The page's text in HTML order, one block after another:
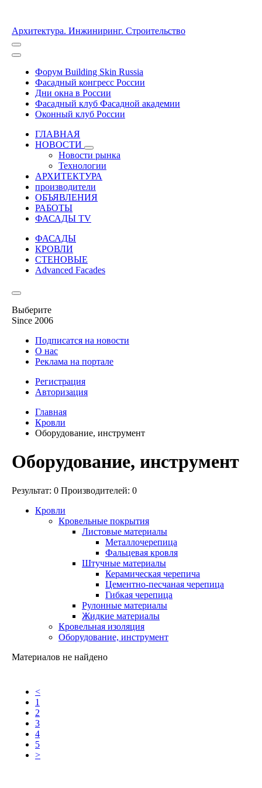
Архитектура. Инжиниринг. Строительство
Форум Building Skin Russia
Фасадный конгресс России
Дни окна в России
Фасадный клуб Фасадной академии
Оконный клуб России
ГЛАВНАЯ
НОВОСТИ
Новости рынка
Технологии
АРХИТЕКТУРА
производители
ОБЪЯВЛЕНИЯ
РАБОТЫ
ФАСАДЫ TV
ФАСАДЫ
КРОВЛИ
СТЕНОВЫЕ
Advanced Facades
Выберите
Since 2006
Подписатся на новости
О нас
Реклама на портале
Регистрация
Авторизация
Главная
Кровли
Оборудование, инструмент
Оборудование, инструмент
Результат: 0 Производителей: 0
Кровли
Кровельные покрытия
Листовые материалы
Металлочерепица
Фальцевая кровля
Штучные материалы
Керамическая черепича
Цементно-песчаная черепица
Гибкая черепица
Рулонные материалы
Жидкие материалы
Кровельная изоляция
Оборудование, инструмент
Материалов не найдено
<
1
2
3
4
5
>